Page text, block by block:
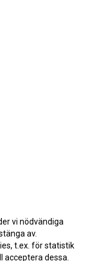
vi nödvändiga
av.
t.ex. för statistik
acceptera dessa.